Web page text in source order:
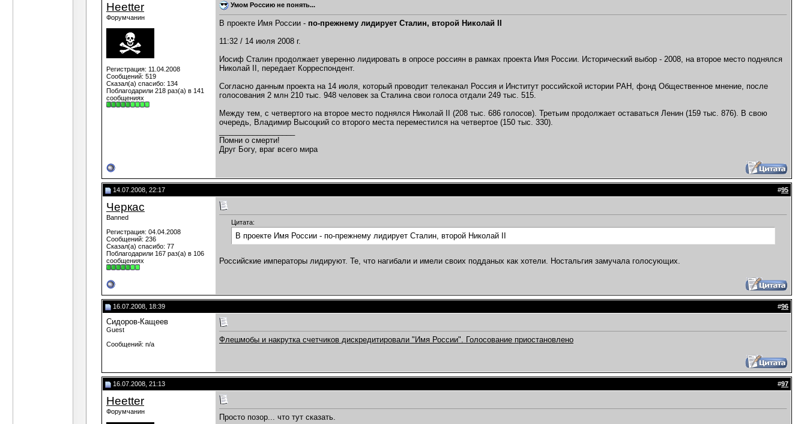
Heetter
Форумчанин
Регистрация: 11.04.2008
Сообщений: 519
Сказал(а) спасибо: 134
Поблагодарили 218 раз(а) в 141
сообщениях
Умом Россию не понять...
В проекте Имя России - по-прежнему лидирует Сталин, второй Николай II
11:32 / 14 июля 2008 г.
Иосиф Сталин продолжает уверенно лидировать в опросе россиян в рамках проекта Имя России. Исторический выбор - 2008, на второе место поднялся
Николай ІІ, передает Корреспондент.
Согласно данным проекта на 14 июля, который проводит телеканал Россия и Институт российской истории РАН, фонд Общественное мнение, после
голосования 2 млн 210 тыс. 948 человек за Сталина свои голоса отдали 249 тыс. 515.
Между тем, с четвертого на второе место поднялся Николай II (208 тыс. 686 голосов). Третьим продолжает оставаться Ленин (159 тыс. 876). В свою
очередь, Владимир Высоцкий со второго места переместился на четвертое (150 тыс. 330).
Помни о смерти!
Друг Богу, враг всего мира
14.07.2008, 22:17 #95
Черкас
Banned
Регистрация: 04.04.2008
Сообщений: 236
Сказал(а) спасибо: 77
Поблагодарили 167 раз(а) в 106
сообщениях
Цитата:
В проекте Имя России - по-прежнему лидирует Сталин, второй Николай II
Российские императоры лидируют. Те, что нагибали и имели своих подданых как хотели. Ностальгия замучала голосующих.
16.07.2008, 18:39 #96
Сидоров-Кащеев
Guest
Сообщений: n/a
Флешмобы и накрутка счетчиков дискредитировали "Имя России". Голосование приостановлено
16.07.2008, 21:13 #97
Heetter
Форумчанин
Просто позор... что тут сказать.